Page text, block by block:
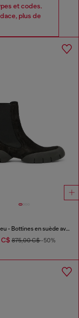
et codes.
plus de
D-Mathieu - Bottines en suède avec semelle en caoutchouc
C$875,00 C$-50%